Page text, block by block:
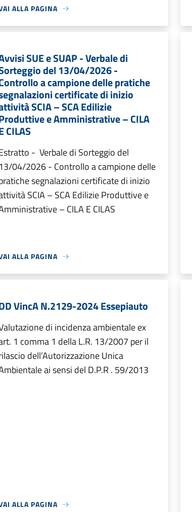
ALLA PAGINA
SUE e SUAP - Verbale di
del 13/04/2026 -
a campione delle pratiche
certificate di inizio
SCIA – SCA Edilizie
e Amministrative – CILA
CILAS
- Verbale di Sorteggio del
13/04/2026 - Controllo a campione delle
segnalazioni certificate di inizio
SCIA – SCA Edilizie Produttive e
– CILA E CILAS
ALLA PAGINA
VincA N.2129-2024 Essepiauto
di incidenza ambientale ex
1 comma 1 della L.R. 13/2007 per il
dell’Autorizzazione Unica
ai sensi del D.P.R . 59/2013
ALLA PAGINA